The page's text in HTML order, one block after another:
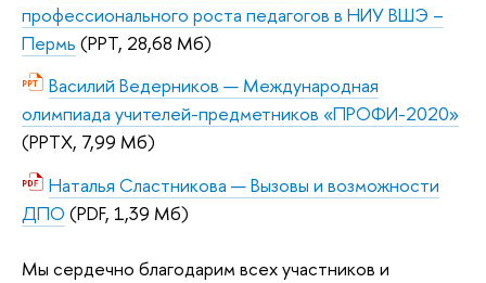
профессионального роста педагогов в НИУ ВШЭ –
Пермь (PPT, 28,68 Мб)
Василий Ведерников — Международная
олимпиада учителей-предметников «ПРОФИ-2020»
(PPTX, 7,99 Мб)
Наталья Сластникова — Вызовы и возможности
ДПО (PDF, 1,39 Мб)
Мы сердечно благодарим всех участников и